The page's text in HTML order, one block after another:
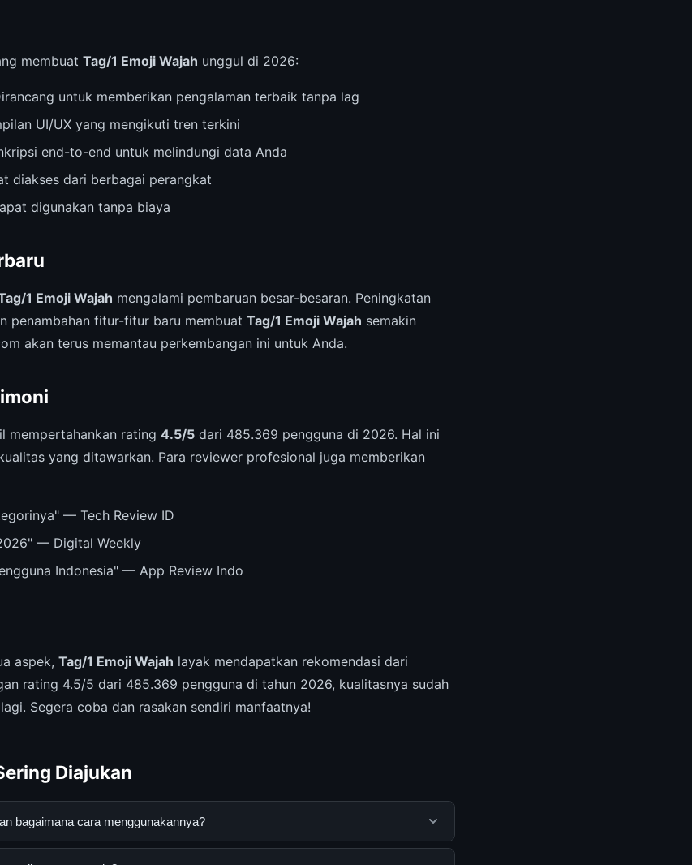
membuat Tag/1 Emoji Wajah unggul di 2026:
untuk memberikan pengalaman terbaik tanpa lag
UI/UX yang mengikuti tren terkini
end-to-end untuk melindungi data Anda
diakses dari berbagai perangkat
digunakan tanpa biaya
1 Emoji Wajah mengalami pembaruan besar-besaran. Peningkatan
penambahan fitur-fitur baru membuat Tag/1 Emoji Wajah semakin
akan terus memantau perkembangan ini untuk Anda.
mempertahankan rating 4.5/5 dari 485.369 pengguna di 2026. Hal ini
yang ditawarkan. Para reviewer profesional juga memberikan
— Tech Review ID
— Digital Weekly
Indonesia" — App Review Indo
aspek, Tag/1 Emoji Wajah layak mendapatkan rekomendasi dari
rating 4.5/5 dari 485.369 pengguna di tahun 2026, kualitasnya sudah
Segera coba dan rasakan sendiri manfaatnya!
Diajukan
bagaimana cara menggunakannya?
digital yang dirancang untuk membantu pengguna mendapatkan